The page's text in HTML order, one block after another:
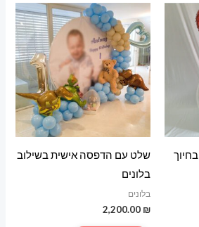
שלט עם הדפסה אישית בשילוב
בלונים
בלונים
2,200.00 ₪